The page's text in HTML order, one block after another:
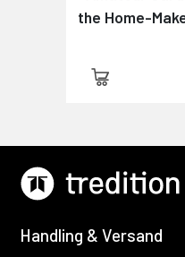
the Home-
Handling & Versand